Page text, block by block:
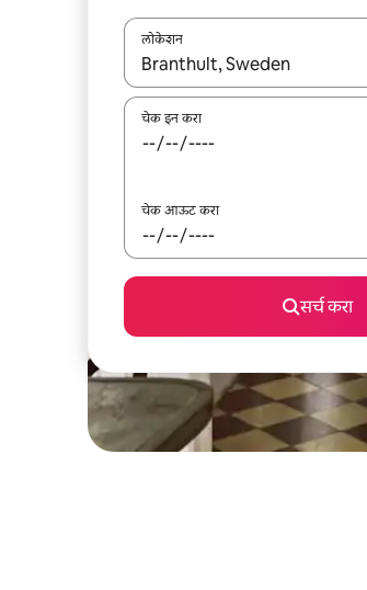
लोकेशन
जेव्हा परिणाम उपलब्ध असतील, तेव्हा
चेक इन करा
चेक आऊट करा
सर्च करा